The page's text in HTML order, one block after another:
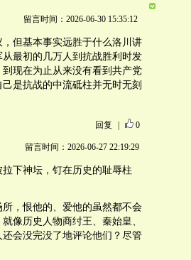
留言时间：2026-06-30 15:35:12
但基本事实远胜于什么洛川讲
最初的几万人到抗战胜利时发
现在为止从来没有看到共产党
是抗战的中流砥柱并无时无刻
回复 0
留言时间：2026-06-27 22:19:29
下神坛，钉在历史的耻辱柱
，恨他的、爱他的虽然都不会
像历史人物商纣王、秦始皇、
会没完没了地评论他们？尽管